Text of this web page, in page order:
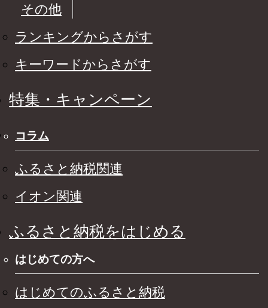
その他
ランキングからさがす
キーワードからさがす
特集・キャンペーン
コラム
ふるさと納税関連
イオン関連
ふるさと納税をはじめる
はじめての方へ
はじめてのふるさと納税